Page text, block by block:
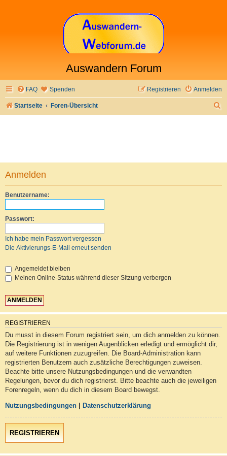
Auswandern Forum
FAQ Spenden Anmelden
Registrieren
Startseite Foren-Übersicht
Anmelden
Benutzername:
Passwort:
Ich habe mein Passwort vergessen
Die Aktivierungs-E-Mail erneut senden
Angemeldet bleiben
Meinen Online-Status während dieser Sitzung verbergen
REGISTRIEREN
Du musst in diesem Forum registriert sein, um dich anmelden zu können.
Die Registrierung ist in wenigen Augenblicken erledigt und ermöglicht dir,
auf weitere Funktionen zuzugreifen. Die Board-Administration kann
registrierten Benutzern auch zusätzliche Berechtigungen zuweisen.
Beachte bitte unsere Nutzungsbedingungen und die verwandten
Regelungen, bevor du dich registrierst. Bitte beachte auch die jeweiligen
Forenregeln, wenn du dich in diesem Board bewegst.
Nutzungsbedingungen Datenschutzerklärung
REGISTRIEREN